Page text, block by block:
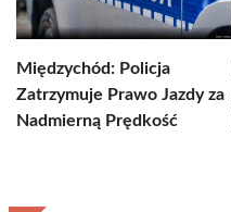
Międzychód: Policja
Zatrzymuje Prawo Jazdy za
Nadmierną Prędkość